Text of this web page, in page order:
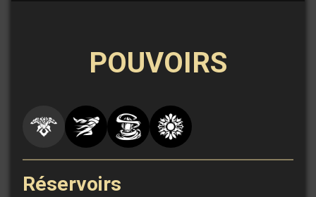
POUVOIRS
Réservoirs